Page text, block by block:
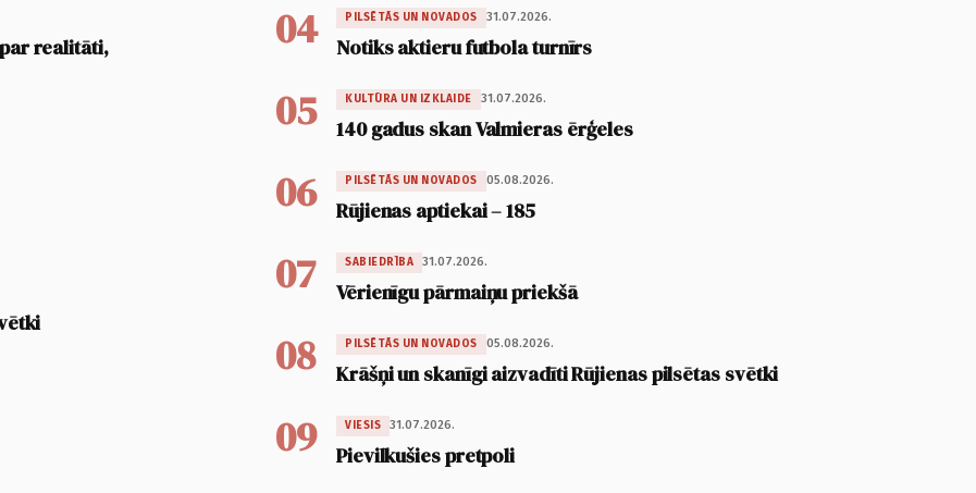
realitāti,
04 PILSĒTĀS UN NOVADOS 31.07.2026.
Notiks aktieru futbola turnīrs
05 KULTŪRA UN IZKLAIDE 31.07.2026.
140 gadus skan Valmieras ērģeles
06 PILSĒTĀS UN NOVADOS 05.08.2026.
Rūjienas aptiekai – 185
07 SABIEDRĪBA 31.07.2026.
Vērienīgu pārmaiņu priekšā
08 PILSĒTĀS UN NOVADOS 05.08.2026.
Krāšņi un skanīgi aizvadīti Rūjienas pilsētas svētki
09 VIESIS 31.07.2026.
Pievilkušies pretpoli